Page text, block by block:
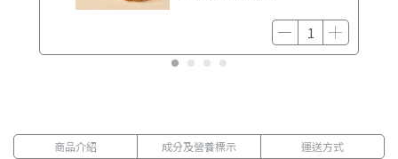
商品介紹 成分及營養標示 運送方式